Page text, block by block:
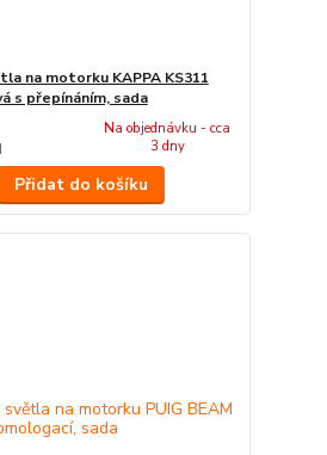
na motorku KAPPA KS311
s přepínáním, sada
Na objednávku - cca
3 dny
Přidat do košíku